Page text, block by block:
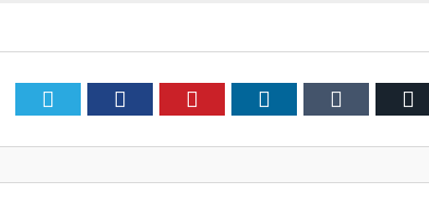
Twitter Facebook Pinterest LinkedIn Tumblr